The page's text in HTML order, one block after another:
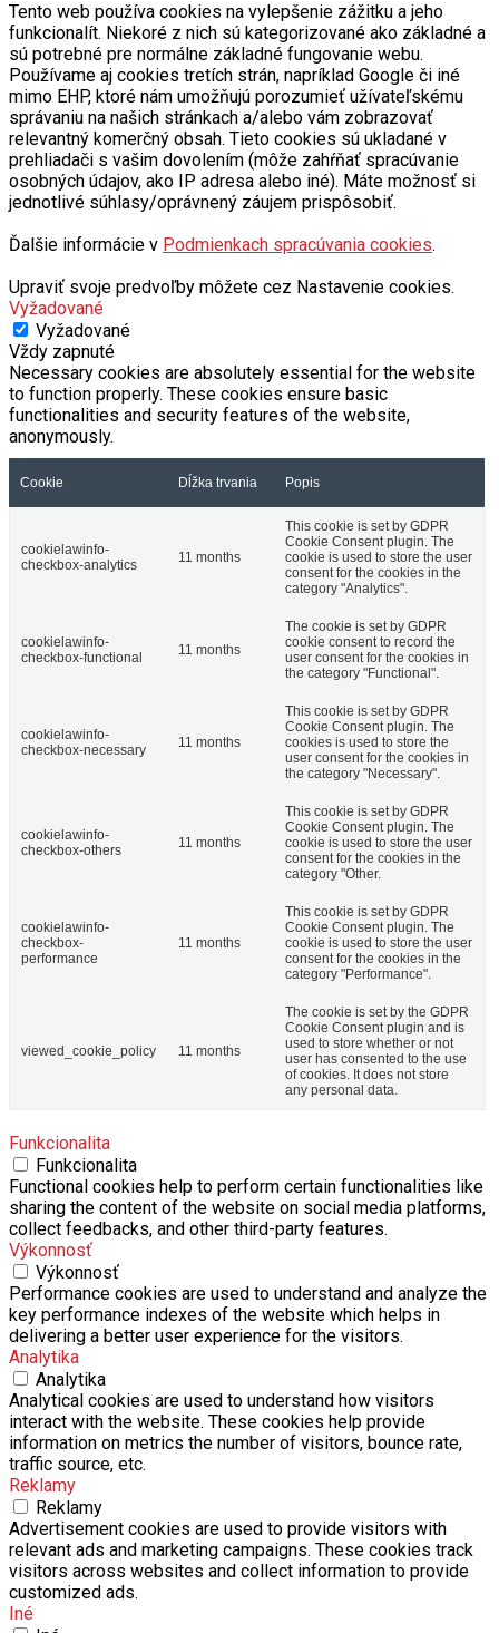
Tento web používa cookies na vylepšenie zážitku a jeho
funkcionalít. Niekoré z nich sú kategorizované ako základné a
sú potrebné pre normálne základné fungovanie webu.
Používame aj cookies tretích strán, napríklad Google či iné
mimo EHP, ktoré nám umožňujú porozumieť užívateľskému
správaniu na našich stránkach a/alebo vám zobrazovať
relevantný komerčný obsah. Tieto cookies sú ukladané v
prehliadači s vašim dovolením (môže zahŕňať spracúvanie
osobných údajov, ako IP adresa alebo iné). Máte možnosť si
jednotlivé súhlasy/oprávnený záujem prispôsobiť.
Ďalšie informácie v Podmienkach spracúvania cookies.
Upraviť svoje predvoľby môžete cez Nastavenie cookies.
Vyžadované
Vyžadované
Vždy zapnuté
Necessary cookies are absolutely essential for the website
to function properly. These cookies ensure basic
functionalities and security features of the website,
anonymously.
Cookie Dĺžka trvania Popis
cookielawinfo-
checkbox-analytics
11 months
This cookie is set by GDPR
Cookie Consent plugin. The
cookie is used to store the user
consent for the cookies in the
category "Analytics".
cookielawinfo-
checkbox-functional
11 months
The cookie is set by GDPR
cookie consent to record the
user consent for the cookies in
the category "Functional".
cookielawinfo-
checkbox-necessary
11 months
This cookie is set by GDPR
Cookie Consent plugin. The
cookies is used to store the
user consent for the cookies in
the category "Necessary".
cookielawinfo-
checkbox-others
11 months
This cookie is set by GDPR
Cookie Consent plugin. The
cookie is used to store the user
consent for the cookies in the
category "Other.
cookielawinfo-
checkbox-
performance
11 months
This cookie is set by GDPR
Cookie Consent plugin. The
cookie is used to store the user
consent for the cookies in the
category "Performance".
viewed_cookie_policy 11 months
The cookie is set by the GDPR
Cookie Consent plugin and is
used to store whether or not
user has consented to the use
of cookies. It does not store
any personal data.
Funkcionalita
Funkcionalita
Functional cookies help to perform certain functionalities like
sharing the content of the website on social media platforms,
collect feedbacks, and other third-party features.
Výkonnosť
Výkonnosť
Performance cookies are used to understand and analyze the
key performance indexes of the website which helps in
delivering a better user experience for the visitors.
Analytika
Analytika
Analytical cookies are used to understand how visitors
interact with the website. These cookies help provide
information on metrics the number of visitors, bounce rate,
traffic source, etc.
Reklamy
Reklamy
Advertisement cookies are used to provide visitors with
relevant ads and marketing campaigns. These cookies track
visitors across websites and collect information to provide
customized ads.
Iné